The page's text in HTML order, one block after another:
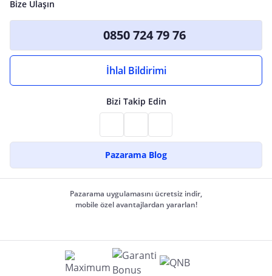
Bize Ulaşın
0850 724 79 76
İhlal Bildirimi
Bizi Takip Edin
Pazarama Blog
Pazarama uygulamasını ücretsiz indir,
mobile özel avantajlardan yararlan!